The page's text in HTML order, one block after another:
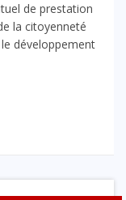
de prestation
la citoyenneté
développement